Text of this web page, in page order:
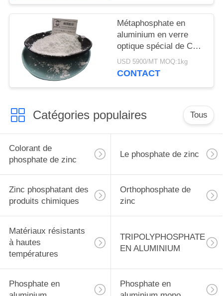
Métaphosphate en
aluminium en verre
optique spécial de Co
Cas 13776-88-0
dissolvant
USD 5900/MT MOQ:1kg
CONTACT
Catégories populaires Tous
Colorant de
phosphate de zinc
Le phosphate de zinc
Zinc phosphatant des
produits chimiques
Orthophosphate de
zinc
Matériaux résistants
à hautes
températures
TRIPOLYPHOSPHATE
EN ALUMINIUM
Phosphate en
Phosphate en